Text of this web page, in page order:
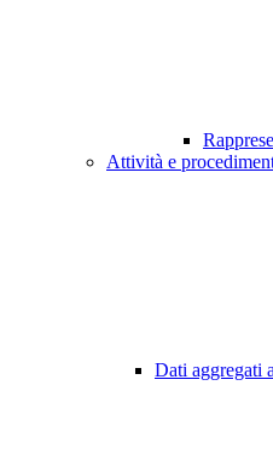
Attività e
Dati aggregati